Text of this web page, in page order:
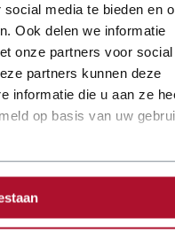
media te bieden en
Ook delen we informatie
onze partners voor social
partners kunnen deze
informatie die u aan ze
op basis van uw
en welke
of toekomstige
aanpassen belangrijk
en
die past bij